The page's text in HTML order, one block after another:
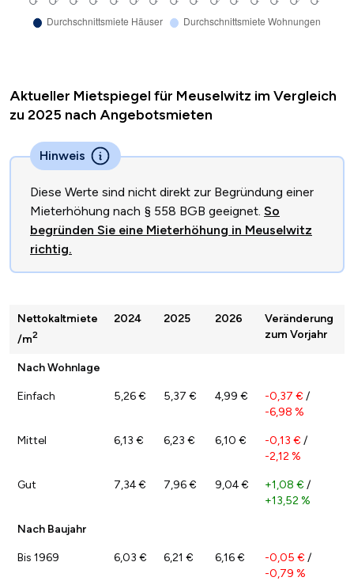
Aktueller Mietspiegel für Meuselwitz im Vergleich
zu 2025 nach Angebotsmieten
Hinweis
Diese Werte sind nicht direkt zur Begründung einer
Mieterhöhung nach § 558 BGB geeignet. So
begründen Sie eine Mieterhöhung in Meuselwitz
richtig.
Nettokaltmiete
/m2
2024 2025 2026
Veränderung
zum Vorjahr
Nach Wohnlage
Einfach 5,26 € 5,37 € 4,99 € -0,37 € /
-6,98 %
Mittel 6,13 € 6,23 € 6,10 € -0,13 € /
-2,12 %
Gut 7,34 € 7,96 € 9,04 € +1,08 € /
+13,52 %
Nach Baujahr
Bis 1969 6,03 € 6,21 € 6,16 € -0,05 € /
-0,79 %